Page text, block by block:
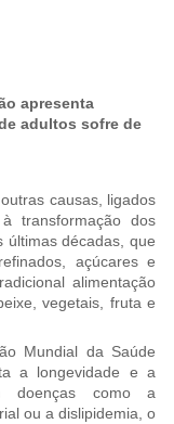
apresenta
adultos sofre de
causas, ligados
transformação dos
últimas décadas, que
açúcares e
alimentação
vegetais, fruta e
Mundial da Saúde
a longevidade e a
doenças como a
ou a dislipidemia, o